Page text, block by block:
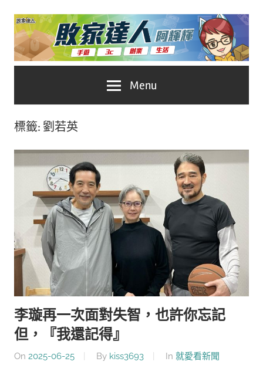
Skip
content
家
人
推
薦
No.1
遊
戲
科
技
Menu
標籤: 劉若英
李璇再一次面對失智，也許你忘記
但，『我還記得』
On 2025-06-25 By kiss3693 In 就愛看新聞